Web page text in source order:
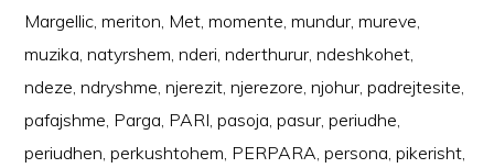
Margellic,meriton, Met,momente,mundur,mureve,
muzika,natyrshem,nderi,nderthurur,ndeshkohet,
ndeze,ndryshme,njerezit,njerezore,njohur,padrejtesite,
pafajshme, Parga, PARI,pasoja,pasur,periudhe,
periudhen,perkushtohem, PERPARA,persona,pikerisht,